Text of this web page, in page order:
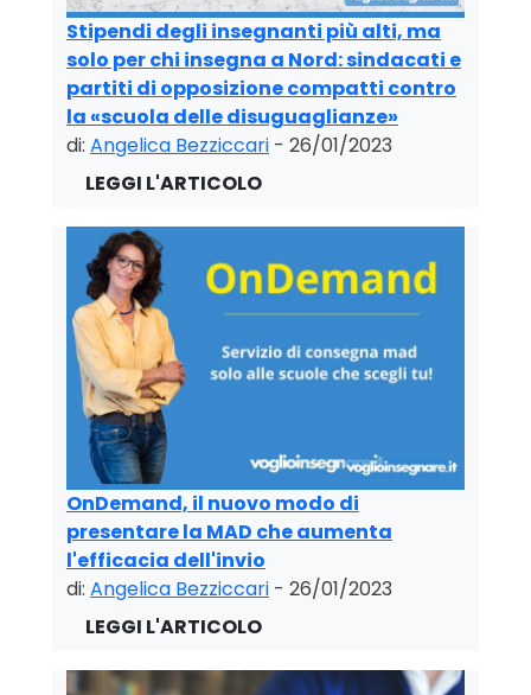
Stipendi degli insegnanti più alti, ma
solo per chi insegna a Nord: sindacati e
partiti di opposizione compatti contro
la «scuola delle disuguaglianze»
di: Angelica Bezziccari - 26/01/2023
OnDemand, il nuovo modo di
presentare la MAD che aumenta
l'efficacia dell'invio
di: Angelica Bezziccari - 26/01/2023